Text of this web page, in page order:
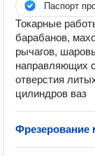
Паспорт
Токарные
барабанов,
рычагов,
направляющих
отверстия
цилиндров ваз
Фрезерование